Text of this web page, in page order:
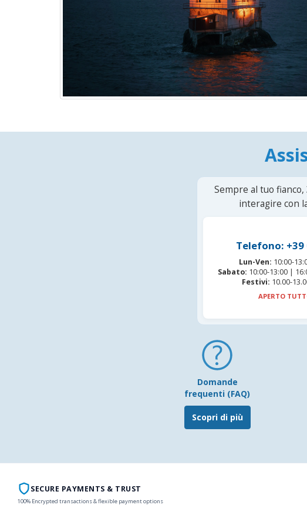
Sempre al tuo
interagire con
Telefono: +39
Lun-Ven: 10:00-
Sabato: 10:00-13:00 |
Festivi: 10.00-
APERTO
Domande
frequenti (FAQ)
Scopri di più
SECURE PAYMENTS & TRUST
100% Encrypted transactions & flexible payment options